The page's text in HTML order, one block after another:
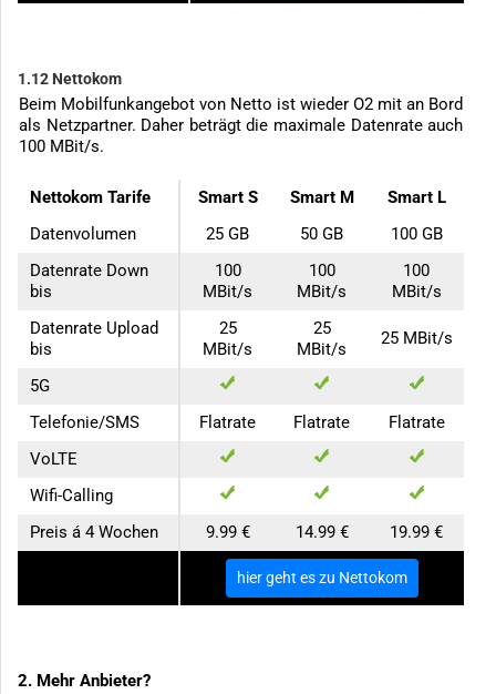
1.12 Nettokom
Beim Mobilfunkangebot von Netto ist wieder O2 mit an Bord
als Netzpartner. Daher beträgt die maximale Datenrate auch
100 MBit/s.
Nettokom Tarife Smart S Smart M
Smart L
Datenvolumen
25 GB 50 GB
100 GB
Datenrate Down
bis
100
MBit/s
100
MBit/s
100
MBit/s
Datenrate Upload
bis
25
MBit/s
25
MBit/s
25 MBit/s
5G
Telefonie/SMS
Flatrate Flatrate
Flatrate
VoLTE
Wifi-Calling
Preis á 4 Wochen
9.99 € 14.99 € 19.99 €
hier geht es zu Nettokom
2. Mehr Anbieter?